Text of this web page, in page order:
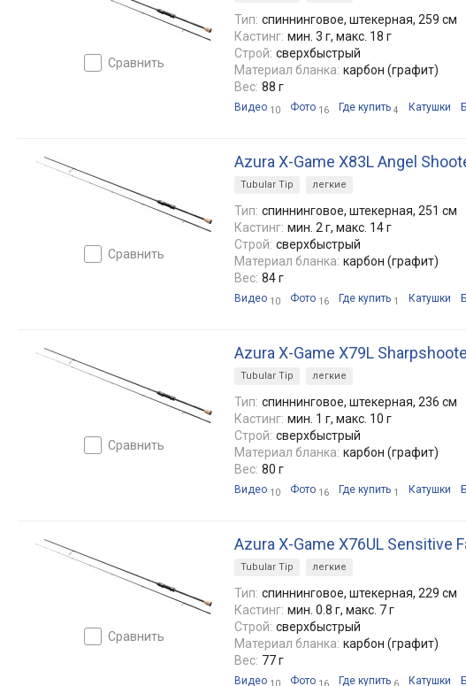
сравнить
Тип: спиннинговое, штекерная, 259 см
Кастинг: мин. 3 г, макс. 18 г
Строй: сверхбыстрый
Материал бланка: карбон (графит)
Вес: 88 г
Видео 10 Фото 16 Где купить 4 Катушки
сравнить
Azura X-Game X83L Angel
Tubular Tip легкие
Тип: спиннинговое, штекерная, 251 см
Кастинг: мин. 2 г, макс. 14 г
Строй: сверхбыстрый
Материал бланка: карбон (графит)
Вес: 84 г
Видео 10 Фото 16 Где купить 1 Катушки
сравнить
Azura X-Game X79L
Tubular Tip легкие
Тип: спиннинговое, штекерная, 236 см
Кастинг: мин. 1 г, макс. 10 г
Строй: сверхбыстрый
Материал бланка: карбон (графит)
Вес: 80 г
Видео 10 Фото 16 Где купить 1 Катушки
сравнить
Azura X-Game X76UL Sensitive
Tubular Tip легкие
Тип: спиннинговое, штекерная, 229 см
Кастинг: мин. 0.8 г, макс. 7 г
Строй: сверхбыстрый
Материал бланка: карбон (графит)
Вес: 77 г
Видео 10 Фото 16 Где купить 6 Катушки